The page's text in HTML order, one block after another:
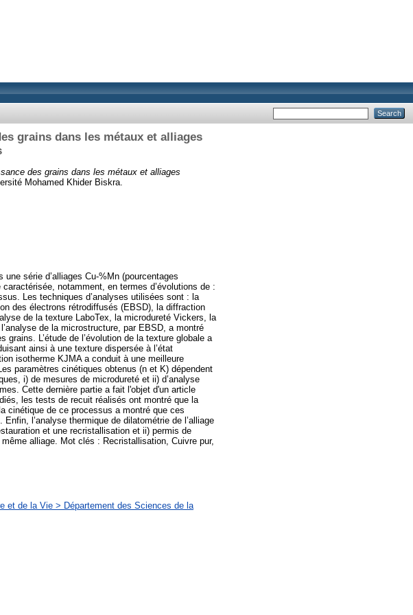
grains dans les métaux et alliages
des grains dans les métaux et alliages
Mohamed Khider Biskra.
série d’alliages Cu-%Mn (pourcentages
notamment, en termes d’évolutions de :
Les techniques d’analyses utilisées sont : la
des électrons rétrodiffusés (EBSD), la diffraction
de la texture LaboTex, la microdureté Vickers, la
de la microstructure, par EBSD, a montré
L’étude de l’évolution de la texture globale a
ainsi à une texture dispersée à l’état
isotherme KJMA a conduit à une meilleure
paramètres cinétiques obtenus (n et K) dépendent
i) de mesures de microdureté et ii) d’analyse
Cette dernière partie a fait l'objet d'un article
les tests de recuit réalisés ont montré que la
cinétique de ce processus a montré que ces
l’analyse thermique de dilatométrie de l’alliage
et une recristallisation et ii) permis de
alliage. Mot clés : Recristallisation, Cuivre pur,
et de la Vie > Département des Sciences de la